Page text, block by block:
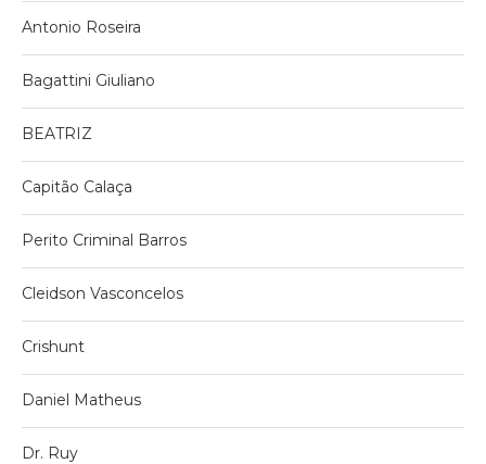
Antonio Roseira
Bagattini Giuliano
BEATRIZ
Capitão Calaça
Perito Criminal Barros
Cleidson Vasconcelos
Crishunt
Daniel Matheus
Dr. Ruy